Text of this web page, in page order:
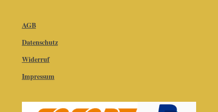
AGB
Datenschutz
Widerruf
Impressum